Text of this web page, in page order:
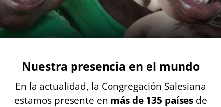
Nuestra presencia en el mundo
En la actualidad, la Congregación Salesiana
estamos presente en más de 135 paísesde